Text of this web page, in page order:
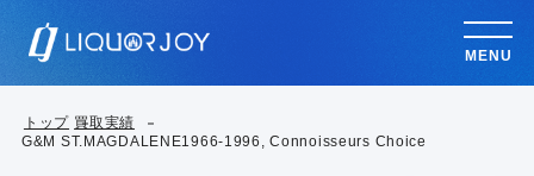
MENU
トップ 買取実績
G&M ST.MAGDALENE1966-1996, Connoisseurs Choice